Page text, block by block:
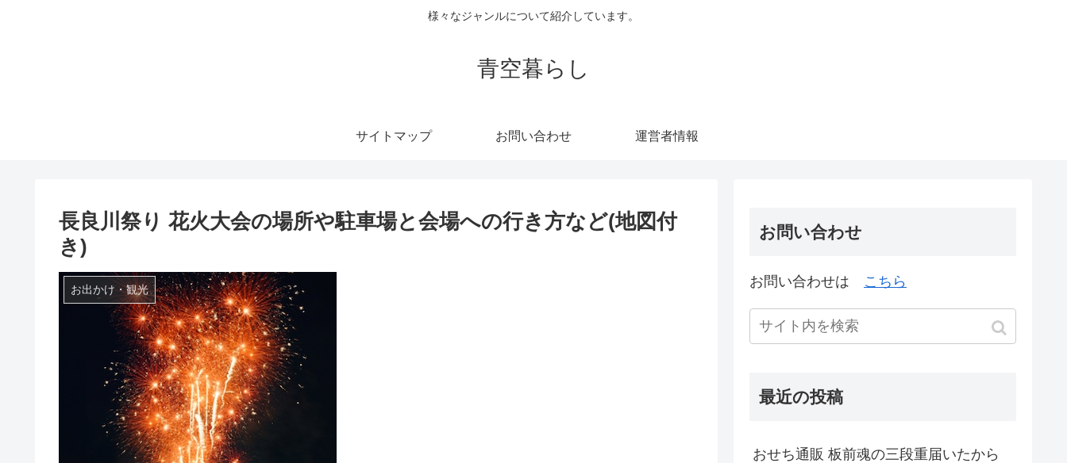
様々なジャンルについて紹介しています。
青空暮らし
サイトマップ お問い合わせ 運営者情報
長良川祭り 花火大会の場所や駐車場と会場への行き方など(地図付
き)
お出かけ・観光
お問い合わせ
お問い合わせは こちら
最近の投稿
おせち通販 板前魂の三段重届いたから